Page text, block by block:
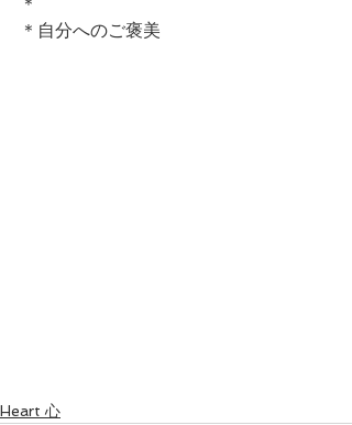
＊自分へのご褒美
Heart 心